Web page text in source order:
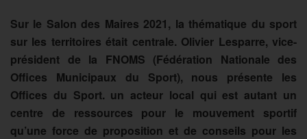
Sur le Salon des Maires 2021, la thématique du sport
sur les territoires était centrale. Olivier Lesparre, vice-
président de la FNOMS (Fédération Nationale des
Offices Municipaux du Sport), nous présente les
Offices du Sport. un acteur local qui est autant un
centre de ressources pour le mouvement sportif
qu’une force de proposition et de conseils pour les